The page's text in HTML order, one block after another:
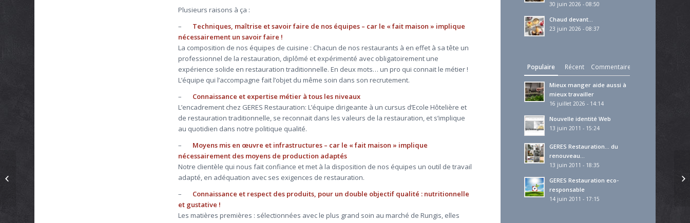
Plusieurs raisons à ça :
– Techniques, maîtrise et savoir faire de nos équipes – car le « fait maison » implique
nécessairement un savoir faire !
La composition de nos équipes de cuisine : Chacun de nos restaurants à en effet à sa tête un
professionnel de la restauration, diplômé et expérimenté avec obligatoirement une
expérience solide en restauration traditionnelle. En deux mots… un pro qui connait le métier !
L’équipe qui l’accompagne fait l’objet du même soin dans son recrutement.
– Connaissance et expertise métier à tous les niveaux
L’encadrement chez GERES Restauration: L’équipe dirigeante à un cursus d’Ecole Hôtelière et
de restauration traditionnelle, se reconnait dans les valeurs de la restauration, et s’implique
au quotidien dans notre politique qualité.
– Moyens mis en œuvre et infrastructures – car le « fait maison » implique
nécessairement des moyens de production adaptés
Notre clientèle qui nous fait confiance et met à la disposition de nos équipes un outil de travail
adapté, en adéquation avec ses exigences de restauration.
– Connaissance et respect des produits, pour un double objectif qualité : nutritionnelle
et gustative !
Les matières premières : sélectionnées avec le plus grand soin au marché de Rungis, elles
30 juin 2026 - 08:50
Chaud devant…
23 juin 2026 - 08:37
Populaire Récent Commentaires
Mieux manger aide aussi à
mieux travailler
16 juillet 2026 - 14:14
Nouvelle identité Web
13 juin 2011 - 15:24
GERES Restauration… du
renouveau…
13 juin 2011 - 18:35
GERES Restauration eco-
responsable
14 juin 2011 - 17:15